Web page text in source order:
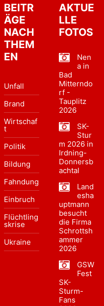
BEITR
ÄGE
NACH
THEM
EN
Unfall
Brand
Wirtschaf
t
Politik
Bildung
Fahndung
Einbruch
Flüchtling
skrise
Ukraine
AKTUE
LLE
FOTOS
Nen
a in
Bad
Mitterndo
rf -
Tauplitz
2026
SK-
Stur
m 2026 in
Irdning-
Donnersb
achtal
Land
esha
uptmann
besucht
die Firma
Schrottsh
ammer
2026
GSW
Fest
SK-
Sturm-
Fans